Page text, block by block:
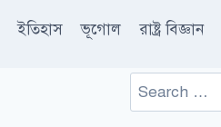
ইতিহাস ভূগোল রাষ্ট্র বিজ্ঞান
Search
for: